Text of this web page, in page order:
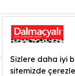
Yardım ve İletişim